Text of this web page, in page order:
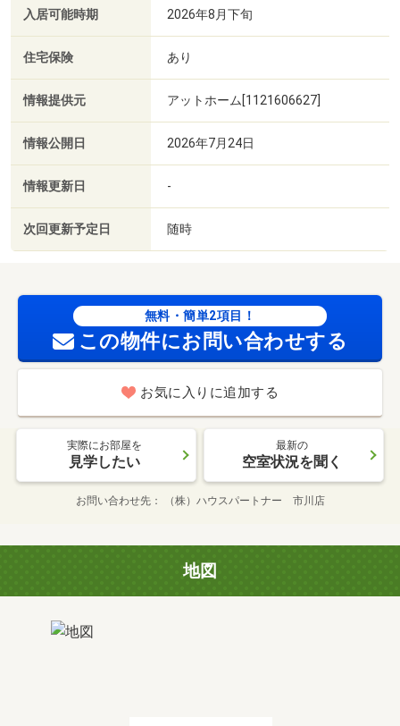
入居可能時期 2026年8月下旬
住宅保険 あり
情報提供元 アットホーム[1121606627]
情報公開日 2026年7月24日
情報更新日 -
次回更新予定日 随時
無料・簡単2項目！
この物件にお問い合わせする
お気に入りに追加する
実際にお部屋を
見学したい
最新の
空室状況を聞く
お問い合わせ先 （株）ハウスパートナー 市川店
地図